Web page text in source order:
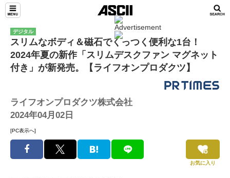
デジタル
スリムなボディ＆磁石でくっつく便利な1台！
2024年夏の新作「スリムデスクファン マグネット
付き」が新発売。【ライフオンプロダクツ】
ライフオンプロダクツ株式会社
2024年04月02日
[PC表示へ]
お気に入り